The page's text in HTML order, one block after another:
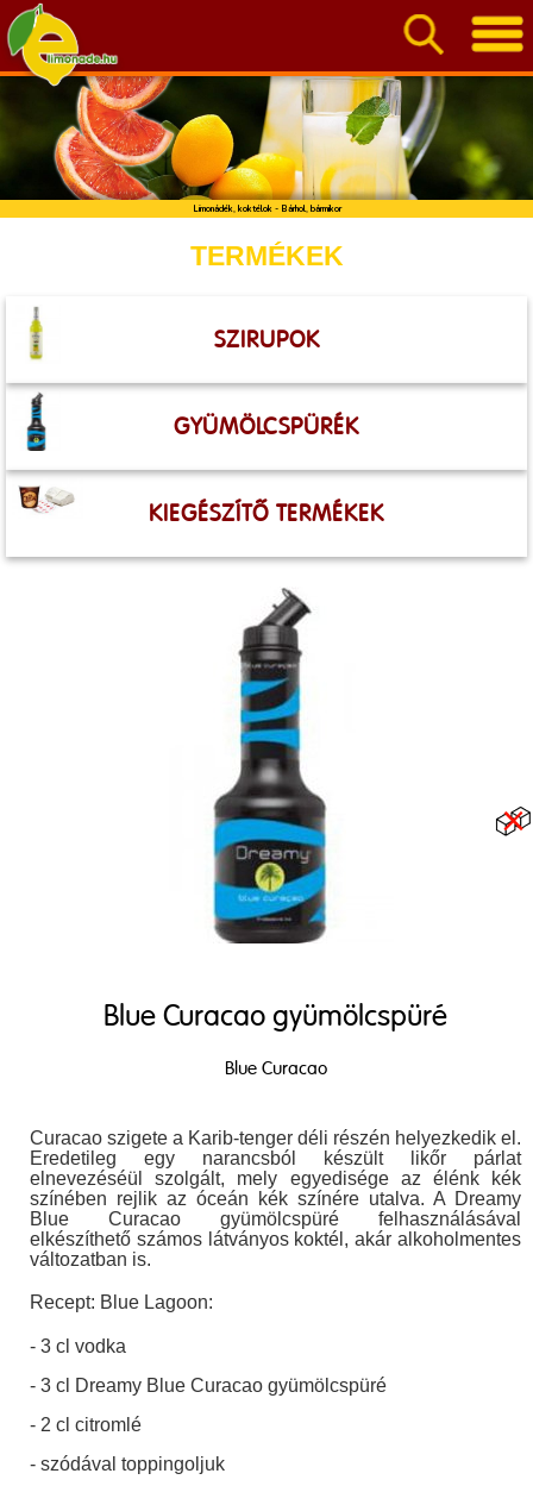
Limonádék, koktélok - Bárhol, bármikor
TERMÉKEK
SZIRUPOK
GYÜMÖLCSPÜRÉK
KIEGÉSZÍTŐ TERMÉKEK
Blue Curacao gyümölcspüré
Blue Curacao
Curacao szigete a Karib-tenger déli részén helyezkedik el.
Eredetileg egy narancsból készült likőr párlat
elnevezéséül szolgált, mely egyedisége az élénk kék
színében rejlik az óceán kék színére utalva. A Dreamy
Blue Curacao gyümölcspüré felhasználásával
elkészíthető számos látványos koktél, akár alkoholmentes
változatban is.
Recept: Blue Lagoon:
- 3 cl vodka
- 3 cl Dreamy Blue Curacao gyümölcspüré
- 2 cl citromlé
- szódával toppingoljuk